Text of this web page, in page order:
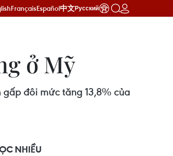
FrançaisEspañol中文Русский
ở Mỹ
đôi mức tăng 13,8% của
NHIỀU